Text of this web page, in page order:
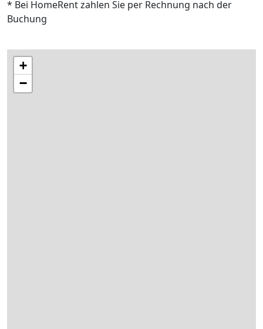
* Bei HomeRent zahlen Sie per Rechnung nach der
Buchung
+
−